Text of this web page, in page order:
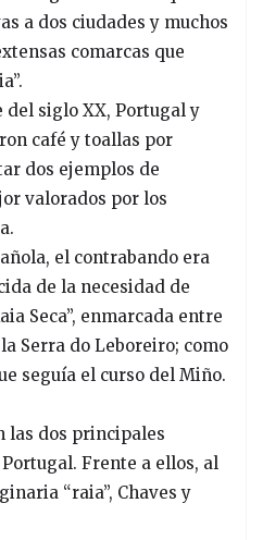
a dos ciudades y muchos
comarcas que
siglo XX, Portugal y
café y toallas por
dos ejemplos de
valorados por los
el contrabando era
de la necesidad de
Seca”, enmarcada entre
Serra do Leboreiro; como
seguía el curso del Miño.
las dos principales
Frente a ellos, al
“raia”, Chaves y